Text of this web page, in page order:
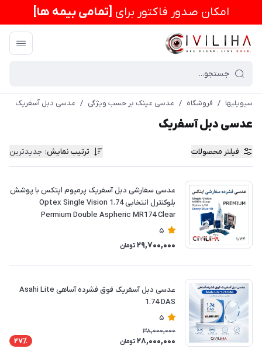
امكان صدور فاکتور برای [تمامی بیمه ها]
سیویلیها / فروشگاه / عدسی عینک بر حسب ویژگی / عدسی دبل آسفریک
عدسی دبل آسفریک
فیلتر محصولات ترتیب نمایش: جدیدترین
عدسی سفارشی دبل آسفریک پرمیوم اپتکس با پوشش
بلوکنترل انتخابی 1.74 Optex Single Vision
Permium Double Aspheric MR174 Clear
5
29,700,000 تومان
عدسی دبل آسفریک فوق فشرده آساهی Asahi Lite
1.74 DAS
5
38,000,000
28,000,000 تومان 27٪